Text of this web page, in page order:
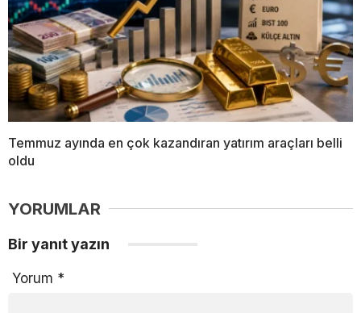
Temmuz ayında en çok kazandıran yatırım araçları belli
oldu
YORUMLAR
Bir yanıt yazın
Yorum *